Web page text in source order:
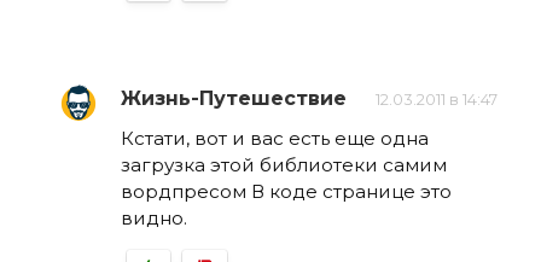
Жизнь-Путешествие 12.03.2011 в 14:47
Кстати, вот и вас есть еще одна
загрузка этой библиотеки самим
вордпресом В коде странице это
видно.